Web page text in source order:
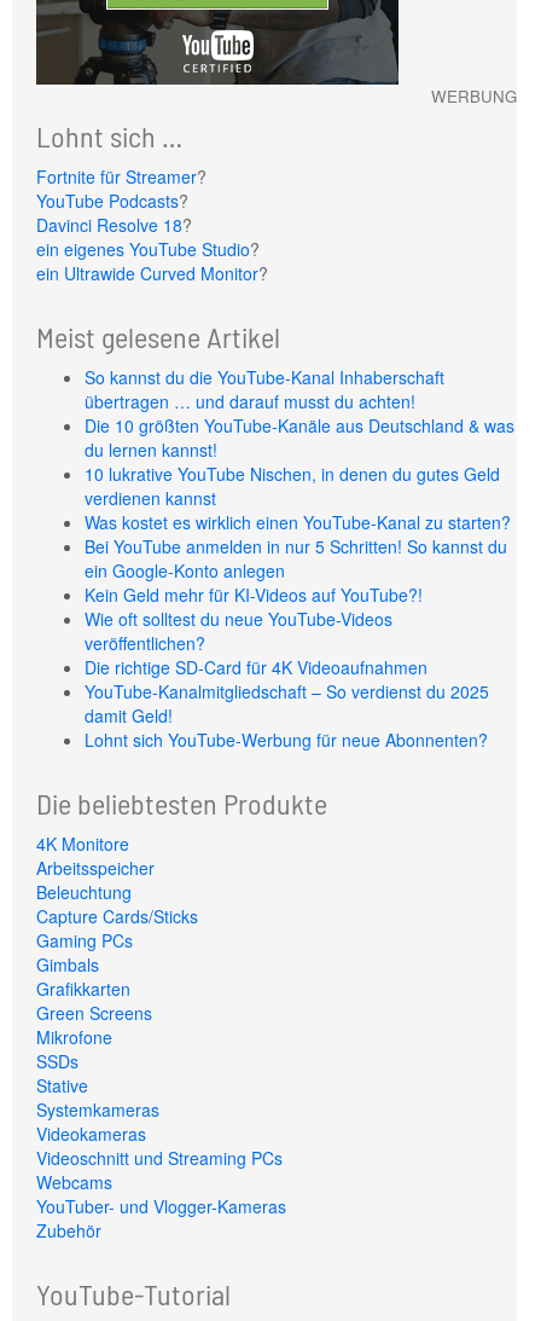
WERBUNG
Lohnt sich …
Fortnite für Streamer?
YouTube Podcasts?
Davinci Resolve 18?
ein eigenes YouTube Studio?
ein Ultrawide Curved Monitor?
Meist gelesene Artikel
So kannst du die YouTube-Kanal Inhaberschaft
übertragen … und darauf musst du achten!
Die 10 größten YouTube-Kanäle aus Deutschland & was
du lernen kannst!
10 lukrative YouTube Nischen, in denen du gutes Geld
verdienen kannst
Was kostet es wirklich einen YouTube-Kanal zu starten?
Bei YouTube anmelden in nur 5 Schritten! So kannst du
ein Google-Konto anlegen
Kein Geld mehr für KI-Videos auf YouTube?!
Wie oft solltest du neue YouTube-Videos
veröffentlichen?
Die richtige SD-Card für 4K Videoaufnahmen
YouTube-Kanalmitgliedschaft – So verdienst du 2025
damit Geld!
Lohnt sich YouTube-Werbung für neue Abonnenten?
Die beliebtesten Produkte
4K Monitore
Arbeitsspeicher
Beleuchtung
Capture Cards/Sticks
Gaming PCs
Gimbals
Grafikkarten
Green Screens
Mikrofone
SSDs
Stative
Systemkameras
Videokameras
Videoschnitt und Streaming PCs
Webcams
YouTuber- und Vlogger-Kameras
Zubehör
YouTube-Tutorial